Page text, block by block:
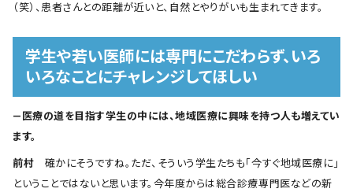
（笑）、患者さんとの距離が近いと、自然とやりがいも生まれてきます。
学生や若い医師には専門にこだわらず、いろ
いろなことにチャレンジしてほしい
―医療の道を目指す学生の中には、地域医療に興味を持つ人も増えてい
ます。
前村 確かにそうですね。ただ、そういう学生たちも「今すぐ地域医療に」
ということではないと思います。今年度からは総合診療専門医などの新